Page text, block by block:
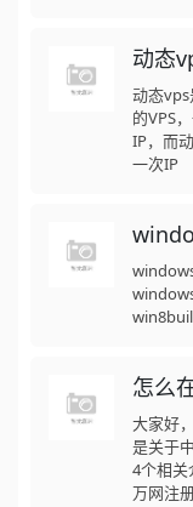
动态
动态
的VPS
IP，而
一次IP
怎么
大家好
是关于
4个相关
万网注